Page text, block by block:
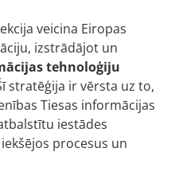
veicina Eiropas
izstrādājot un
tehnoloģiju
stratēģija ir vērsta uz to,
Tiesas informācijas
iestādes
procesus un